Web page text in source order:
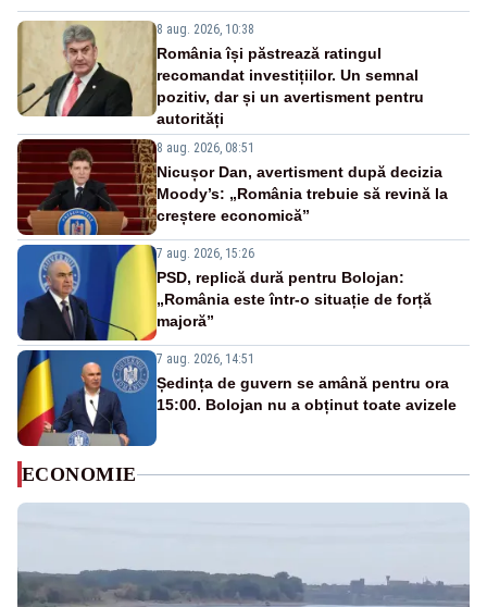
8 aug. 2026, 10:38
România își păstrează ratingul
recomandat investițiilor. Un semnal
pozitiv, dar și un avertisment pentru
autorități
8 aug. 2026, 08:51
Nicușor Dan, avertisment după decizia
Moody’s: „România trebuie să revină la
creștere economică”
7 aug. 2026, 15:26
PSD, replică dură pentru Bolojan:
„România este într-o situație de forță
majoră”
7 aug. 2026, 14:51
Ședința de guvern se amână pentru ora
15:00. Bolojan nu a obținut toate avizele
ECONOMIE